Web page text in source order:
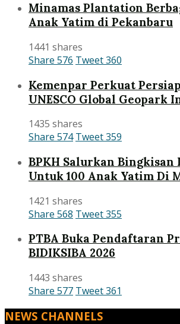
Minamas Plantation
Anak Yatim di Pekanbaru
1441 shares
Share 576 Tweet360
Kemenpar Perkuat
UNESCO Global Geopark
1435 shares
Share 574 Tweet359
BPKH Salurkan Bingkisan
Untuk 100 Anak Yatim Di
1421 shares
Share 568 Tweet355
PTBA Buka Pendaftaran
BIDIKSIBA 2026
1443 shares
Share 577 Tweet361
NEWS CHANNELS